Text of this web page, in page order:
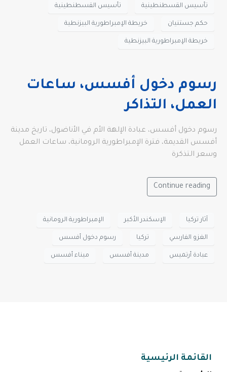
تأسيس القسطنطينية تأسيس القسطنطينية
حكم جستنيان خريطة الإمبراطورية البيزنطية
خريطة الإمبراطورية البيزنطية
رسوم دخول أفسس، ساعات
العمل، التذاكر
رسوم دخول أفسس، عبادة الإلهة الأم في الأناضول، تاريخ مدينة
أفسس القديمة، فترة الإمبراطورية الرومانية، ساعات العمل
وسعر التذكرة
Continue reading
آثار تركيا الإسكندر الأكبر الإمبراطورية الرومانية
الغزو الفارسي تركيا رسوم دخول أفسس
عبادة أرتميس مدينة أفسس ميناء أفسس
القائمة الرئيسية